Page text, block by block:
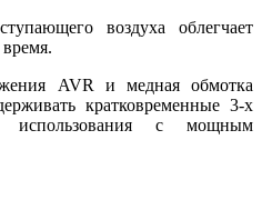
воздуха облегчает
время.
AVR и медная обмотка
кратковременные 3-х
использования с мощным